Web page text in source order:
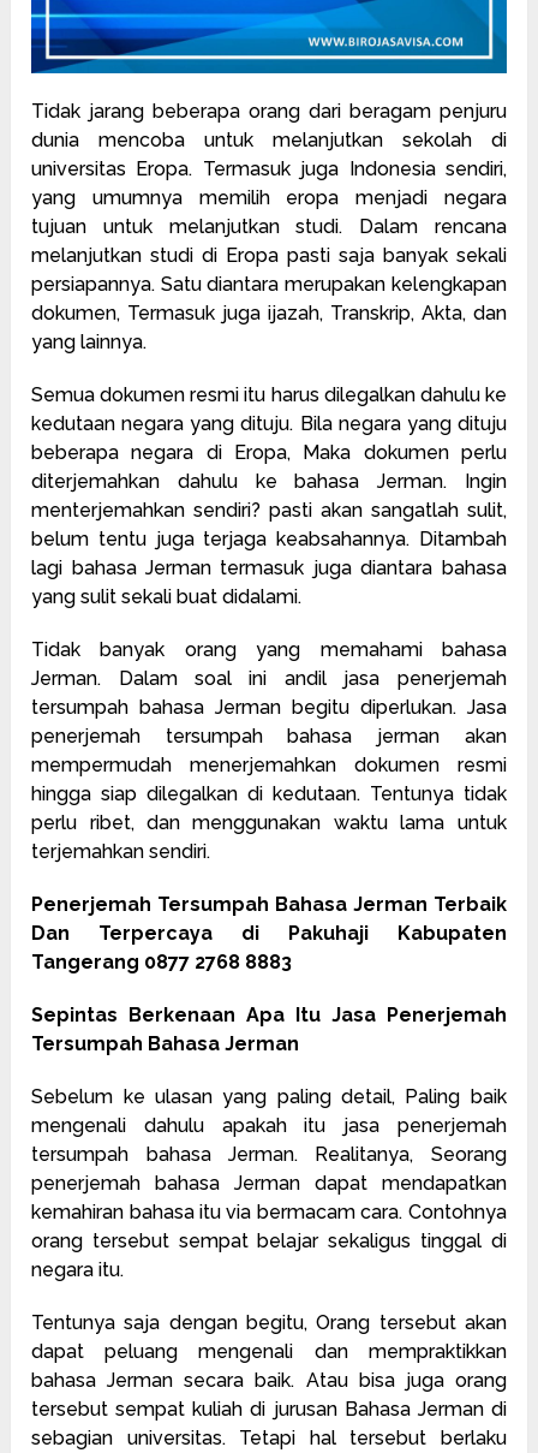
Tidak jarang beberapa orang dari beragam penjuru
dunia mencoba untuk melanjutkan sekolah di
universitas Eropa. Termasuk juga Indonesia sendiri,
yang umumnya memilih eropa menjadi negara
tujuan untuk melanjutkan studi. Dalam rencana
melanjutkan studi di Eropa pasti saja banyak sekali
persiapannya. Satu diantara merupakan kelengkapan
dokumen, Termasuk juga ijazah, Transkrip, Akta, dan
yang lainnya.
Semua dokumen resmi itu harus dilegalkan dahulu ke
kedutaan negara yang dituju. Bila negara yang dituju
beberapa negara di Eropa, Maka dokumen perlu
diterjemahkan dahulu ke bahasa Jerman. Ingin
menterjemahkan sendiri? pasti akan sangatlah sulit,
belum tentu juga terjaga keabsahannya. Ditambah
lagi bahasa Jerman termasuk juga diantara bahasa
yang sulit sekali buat didalami.
Tidak banyak orang yang memahami bahasa
Jerman. Dalam soal ini andil jasa penerjemah
tersumpah bahasa Jerman begitu diperlukan. Jasa
penerjemah tersumpah bahasa jerman akan
mempermudah menerjemahkan dokumen resmi
hingga siap dilegalkan di kedutaan. Tentunya tidak
perlu ribet, dan menggunakan waktu lama untuk
terjemahkan sendiri.
Penerjemah Tersumpah Bahasa Jerman Terbaik
Dan Terpercaya di Pakuhaji Kabupaten
Tangerang 0877 2768 8883
Sepintas Berkenaan Apa Itu Jasa Penerjemah
Tersumpah Bahasa Jerman
Sebelum ke ulasan yang paling detail, Paling baik
mengenali dahulu apakah itu jasa penerjemah
tersumpah bahasa Jerman. Realitanya, Seorang
penerjemah bahasa Jerman dapat mendapatkan
kemahiran bahasa itu via bermacam cara. Contohnya
orang tersebut sempat belajar sekaligus tinggal di
negara itu.
Tentunya saja dengan begitu, Orang tersebut akan
dapat peluang mengenali dan mempraktikkan
bahasa Jerman secara baik. Atau bisa juga orang
tersebut sempat kuliah di jurusan Bahasa Jerman di
sebagian universitas. Tetapi hal tersebut berlaku